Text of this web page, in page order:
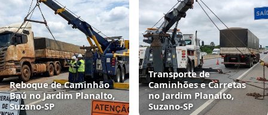
Reboque de Caminhão
Baú no Jardim Planalto,
Suzano‑SP
Transporte de
Caminhões e Carretas
no Jardim Planalto,
Suzano‑SP